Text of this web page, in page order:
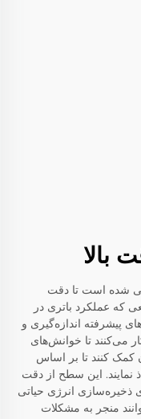
بالا
شده است تا دقت
که عملکرد باتری در
پیشرفته اندازه‌گیری و
می‌کنند تا خوانش‌های
کمک کنند تا بر اساس
نمایند. این سطح از دقت
ذخیره‌سازی انرژی حیاتی
منجر به مشکلات